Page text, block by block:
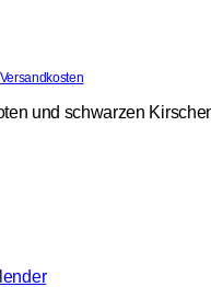
Versandkosten
und schwarzen